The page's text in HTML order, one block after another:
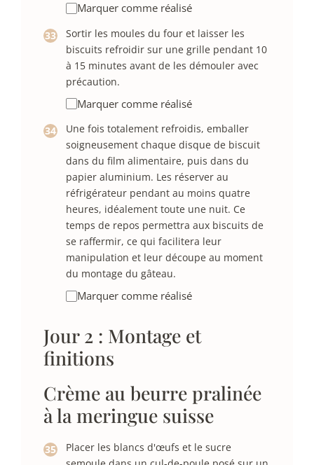
Marquer comme réalisé
Sortir les moules du four et laisser les
biscuits refroidir sur une grille pendant 10
à 15 minutes avant de les démouler avec
précaution.
Marquer comme réalisé
Une fois totalement refroidis, emballer
soigneusement chaque disque de biscuit
dans du film alimentaire, puis dans du
papier aluminium. Les réserver au
réfrigérateur pendant au moins quatre
heures, idéalement toute une nuit. Ce
temps de repos permettra aux biscuits de
se raffermir, ce qui facilitera leur
manipulation et leur découpe au moment
du montage du gâteau.
Marquer comme réalisé
Jour 2 : Montage et
finitions
Crème au beurre pralinée
à la meringue suisse
Placer les blancs d'œufs et le sucre